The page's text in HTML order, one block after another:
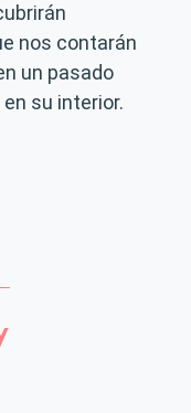
nos contarán
un pasado
su interior.